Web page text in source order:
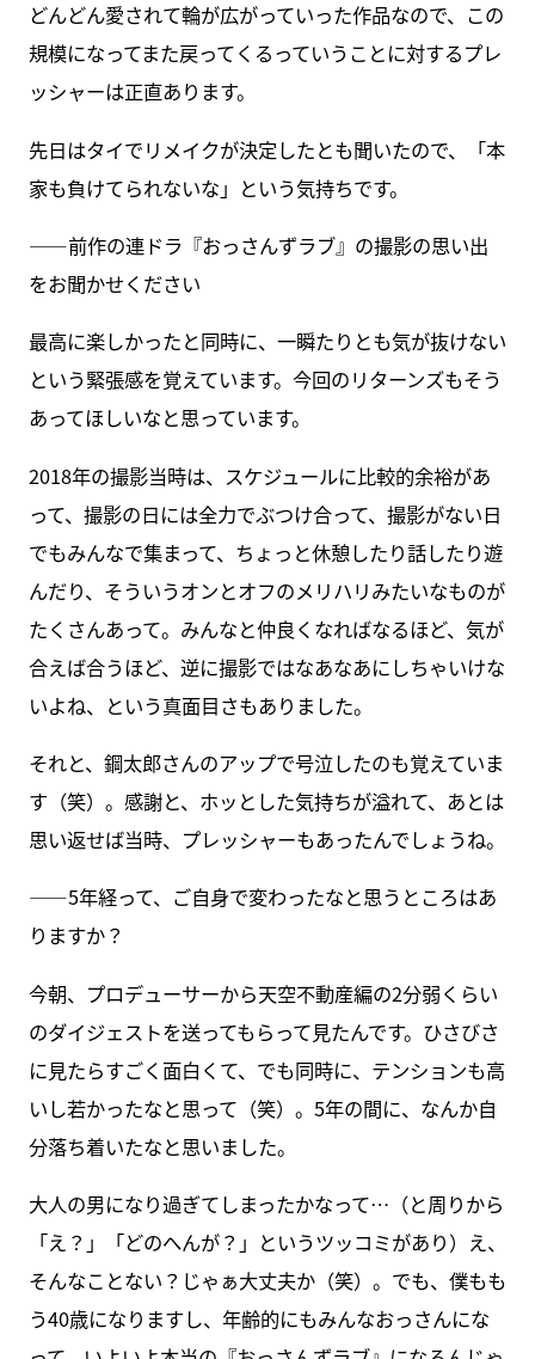
どんどん愛されて輪が広がっていった作品なので、この
規模になってまた戻ってくるっていうことに対するプレ
ッシャーは正直あります。
先日はタイでリメイクが決定したとも聞いたので、「本
家も負けてられないな」という気持ちです。
――前作の連ドラ『おっさんずラブ』の撮影の思い出
をお聞かせください
最高に楽しかったと同時に、一瞬たりとも気が抜けない
という緊張感を覚えています。今回のリターンズもそう
あってほしいなと思っています。
2018年の撮影当時は、スケジュールに比較的余裕があ
って、撮影の日には全力でぶつけ合って、撮影がない日
でもみんなで集まって、ちょっと休憩したり話したり遊
んだり、そういうオンとオフのメリハリみたいなものが
たくさんあって。みんなと仲良くなればなるほど、気が
合えば合うほど、逆に撮影ではなあなあにしちゃいけな
いよね、という真面目さもありました。
それと、鋼太郎さんのアップで号泣したのも覚えていま
す（笑）。感謝と、ホッとした気持ちが溢れて、あとは
思い返せば当時、プレッシャーもあったんでしょうね。
――5年経って、ご自身で変わったなと思うところはあ
りますか？
今朝、プロデューサーから天空不動産編の2分弱くらい
のダイジェストを送ってもらって見たんです。ひさびさ
に見たらすごく面白くて、でも同時に、テンションも高
いし若かったなと思って（笑）。5年の間に、なんか自
分落ち着いたなと思いました。
大人の男になり過ぎてしまったかなって…（と周りから
「え？」「どのへんが？」というツッコミがあり）え、
そんなことない？じゃぁ大丈夫か（笑）。でも、僕もも
う40歳になりますし、年齢的にもみんなおっさんにな